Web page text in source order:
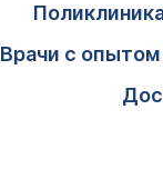
Врачи с опытом